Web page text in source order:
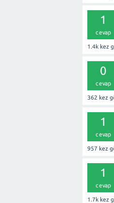
1
cevap
1.4k kez
0
cevap
362 kez
1
cevap
957 kez
1
cevap
1.7k kez